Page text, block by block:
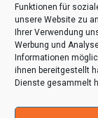
Funktionen für
unsere Website zu
Ihrer Verwendung
Werbung und
Informationen
ihnen bereitgestellt
Dienste gesammelt